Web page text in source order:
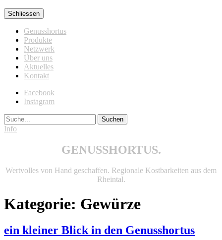
Schliessen
Genusshortus
Produkte
Netzwerk
Über uns
Aktuelles
Kontakt
Facebook
Instagram
Suche
Info
GENUSSHORTUS.
Wertvolles von Hand geschaffen. Regionale Kostbarkeiten aus dem
Rheintal.
Kategorie: Gewürze
ein kleiner Blick in den Genusshortus